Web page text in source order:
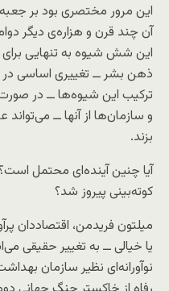
این مرور مختصری بود بر
آن چند قرن و هزاره‌ی دیگر
این شش شیوه به تنهایی برای
ذهن بشر ــ تغییری اساسی در
ترکیب این شیوه‌ها ــ در
و سازمان‌ها از آنها ــ
بزند.
آیا چنین آینده‌ای محتمل
کوته‌بینی پیروز شد؟
میلتون فریدمن، اقتصاددان
یا خیالی ــ به تغییر حقیقی
نوآورانه‌ای نظیر سازمان